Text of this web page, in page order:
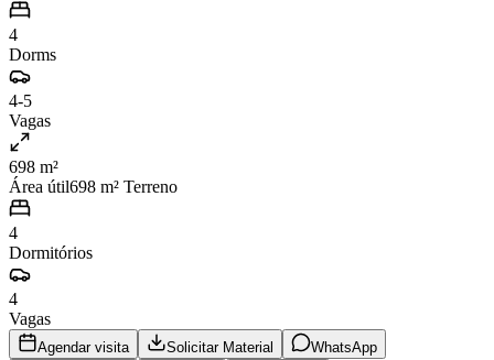
4
Dorms
4-5
Vagas
698 m²
Área útil698 m² Terreno
4
Dormitórios
4
Vagas
Agendar visita Solicitar Material
WhatsApp